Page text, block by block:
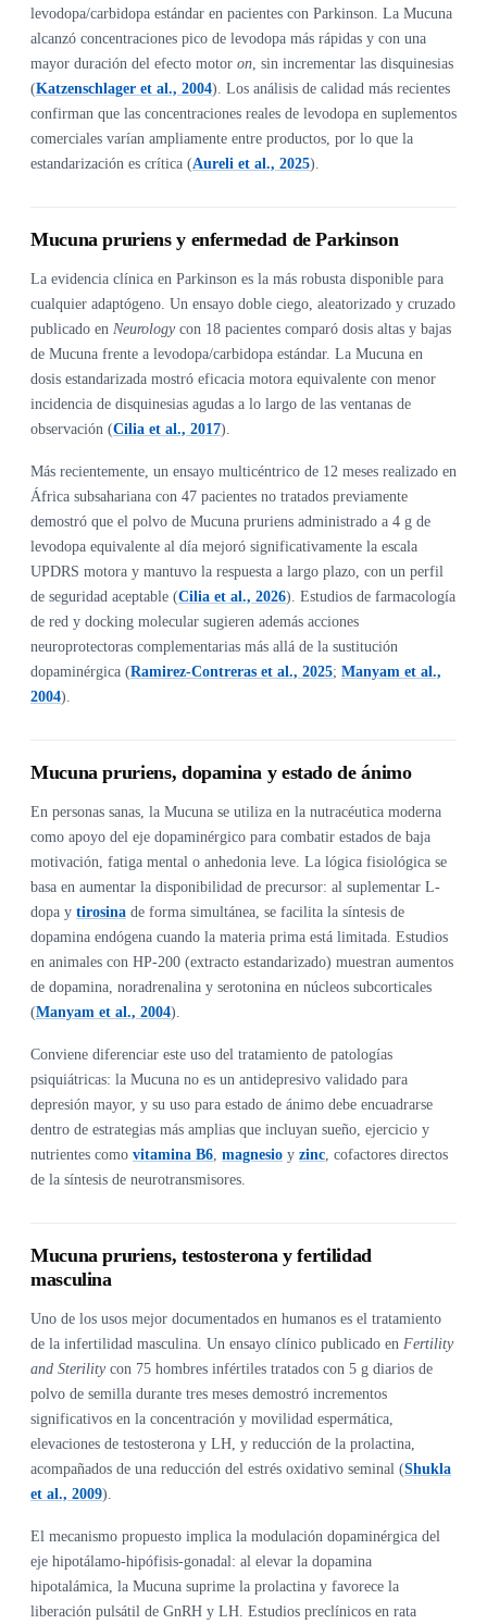
levodopa/carbidopa estándar en pacientes con Parkinson. La Mucuna
alcanzó concentraciones pico de levodopa más rápidas y con una
mayor duración del efecto motor on , sin incrementar las disquinesias
(Katzenschlager et al., 2004). Los análisis de calidad más recientes
confirman que las concentraciones reales de levodopa en suplementos
comerciales varían ampliamente entre productos, por lo que la
estandarización es crítica (Aureli et al., 2025).
Mucuna pruriens y enfermedad de Parkinson
La evidencia clínica en Parkinson es la más robusta disponible para
cualquier adaptógeno. Un ensayo doble ciego, aleatorizado y cruzado
publicado en Neurologycon 18 pacientes comparó dosis altas y bajas
de Mucuna frente a levodopa/carbidopa estándar. La Mucuna en
dosis estandarizada mostró eficacia motora equivalente con menor
incidencia de disquinesias agudas a lo largo de las ventanas de
observación (Cilia et al., 2017).
Más recientemente, un ensayo multicéntrico de 12 meses realizado en
África subsahariana con 47 pacientes no tratados previamente
demostró que el polvo de Mucuna pruriens administrado a 4 g de
levodopa equivalente al día mejoró significativamente la escala
UPDRS motora y mantuvo la respuesta a largo plazo, con un perfil
de seguridad aceptable (Cilia et al., 2026). Estudios de farmacología
de red y docking molecular sugieren además acciones
neuroprotectoras complementarias más allá de la sustitución
dopaminérgica (Ramirez-Contreras et al., 2025; Manyam et al.,
2004).
Mucuna pruriens, dopamina y estado de ánimo
En personas sanas, la Mucuna se utiliza en la nutracéutica moderna
como apoyo del eje dopaminérgico para combatir estados de baja
motivación, fatiga mental o anhedonia leve. La lógica fisiológica se
basa en aumentar la disponibilidad de precursor: al suplementar L-
dopa y tirosina de forma simultánea, se facilita la síntesis de
dopamina endógena cuando la materia prima está limitada. Estudios
en animales con HP-200 (extracto estandarizado) muestran aumentos
de dopamina, noradrenalina y serotonina en núcleos subcorticales
(Manyam et al., 2004).
Conviene diferenciar este uso del tratamiento de patologías
psiquiátricas: la Mucuna no es un antidepresivo validado para
depresión mayor, y su uso para estado de ánimo debe encuadrarse
dentro de estrategias más amplias que incluyan sueño, ejercicio y
nutrientes como vitamina B6 magnesio y zinc , cofactores directos
de la síntesis de neurotransmisores.
Mucuna pruriens, testosterona y fertilidad
masculina
Uno de los usos mejor documentados en humanos es el tratamiento
de la infertilidad masculina. Un ensayo clínico publicado en Fertility
and Sterilitycon 75 hombres infértiles tratados con 5 g diarios de
polvo de semilla durante tres meses demostró incrementos
significativos en la concentración y movilidad espermática,
elevaciones de testosterona y LH, y reducción de la prolactina,
acompañados de una reducción del estrés oxidativo seminal (Shukla
et al., 2009).
El mecanismo propuesto implica la modulación dopaminérgica del
eje hipotálamo-hipófisis-gonadal: al elevar la dopamina
hipotalámica, la Mucuna suprime la prolactina y favorece la
liberación pulsátil de GnRH y LH. Estudios preclínicos en rata